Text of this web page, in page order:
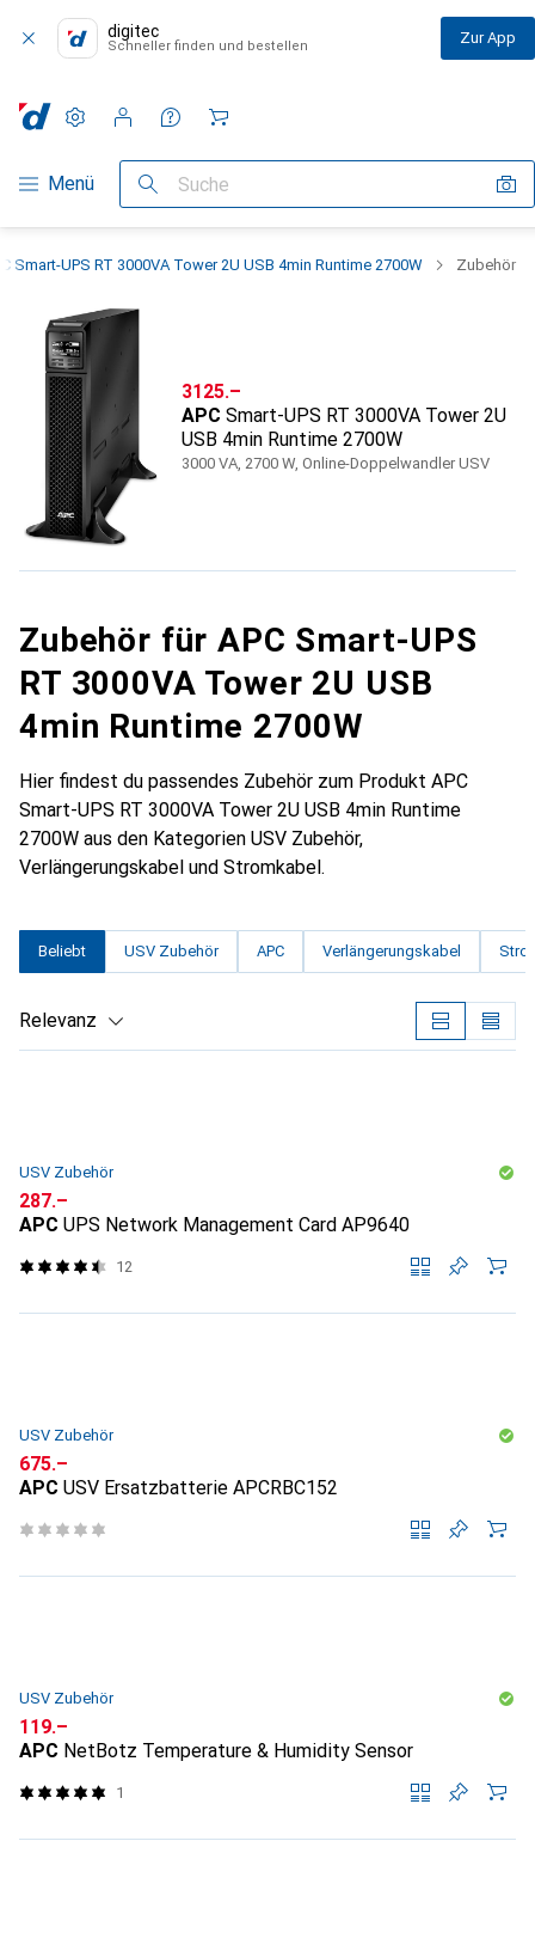
digitec
Schneller finden und bestellen Zur App
Navigation nach Kategorien
Menü Suche
Einstellungen
Kundenkonto
Vergleichslisten
Merklisten
Warenkorb
Smart-UPS RT 3000VA Tower 2U USB 4min Runtime 2700W Zubehör
CHF
3125.–
APC Smart-UPS RT 3000VA Tower 2U
USB 4min Runtime 2700W
3000 VA, 2700 W, Online-Doppelwandler USV
Zubehör für APC Smart-UPS
RT 3000VA Tower 2U USB
4min Runtime 2700W
Hier findest du passendes Zubehör zum Produkt APC
Smart-UPS RT 3000VA Tower 2U USB 4min Runtime
2700W aus den Kategorien USV Zubehör,
Verlängerungskabel und Stromkabel.
Beliebt USV Zubehör APC Verlängerungskabel
Relevanz
USV Zubehör
CHF
287.–
APC UPS Network Management Card AP9640
12
USV Zubehör
CHF
675.–
APC USV Ersatzbatterie APCRBC152
USV Zubehör
CHF
119.–
APC NetBotz Temperature & Humidity Sensor
1